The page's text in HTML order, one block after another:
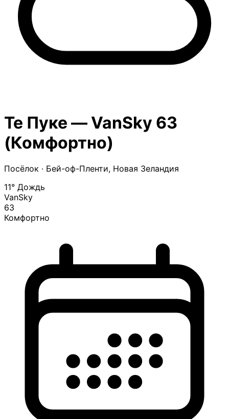
Те Пуке — VanSky 63
(Комфортно)
Посёлок · Бей-оф-Пленти, Новая Зеландия
11° Дождь
VanSky
63
Комфортно